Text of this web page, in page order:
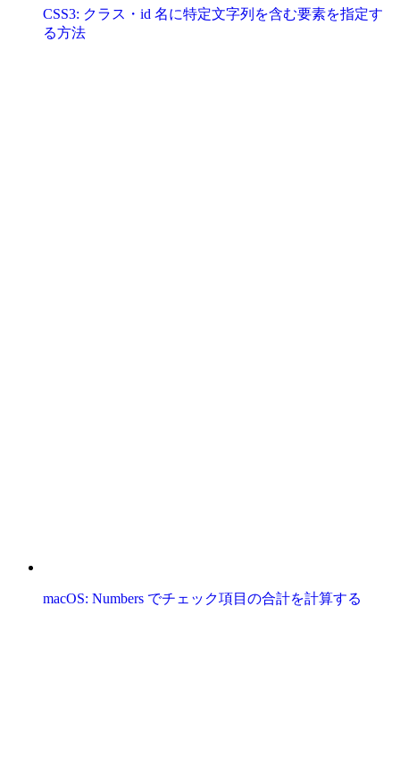
CSS3: クラス・id 名に特定文字列を含む要素を指定す
る方法
macOS: Numbers でチェック項目の合計を計算する